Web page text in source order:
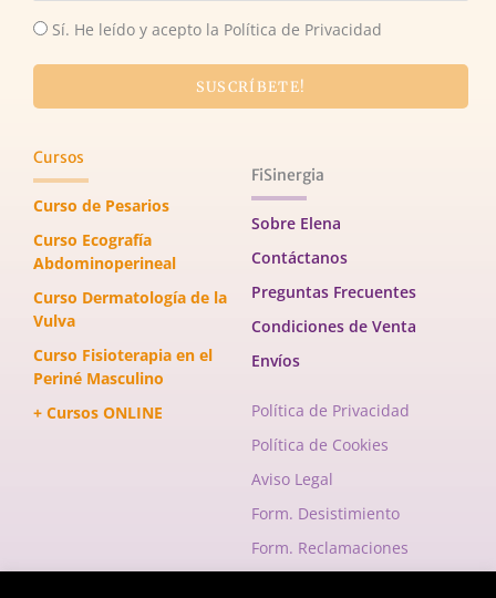
Sí. He leído y acepto la Política de Privacidad
SUSCRÍBETE!
Cursos
Curso de Pesarios
Curso Ecografía
Abdominoperineal
Curso Dermatología de la
Vulva
Curso Fisioterapia en el
Periné Masculino
+ Cursos ONLINE
FiSinergia
Sobre Elena
Contáctanos
Preguntas Frecuentes
Condiciones de Venta
Envíos
Política de Privacidad
Política de Cookies
Aviso Legal
Form. Desistimiento
Form. Reclamaciones